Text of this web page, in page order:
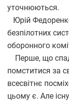
уточнюються.
Юрій
безпілотних
оборонного
Перше, що
помститися за
всесвітнє
цьому є. Але